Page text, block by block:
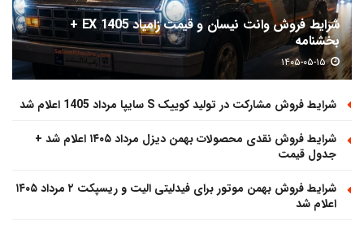
شرایط فروش وانت نیسان و قیمت زامیاد EX 1405 +
بخشنامه
۱۴۰۵-۰۵-۱۵
شرایط فروش مشارکت در تولید کوییک S سایپا مرداد 1405 اعلام شد
شرایط فروش نقدی محصولات بهمن دیزل مرداد ۱۴۰۵ اعلام شد +
جدول قیمت
شرایط فروش بهمن موتور برای فیدلیتی الیت و ریسپکت ۲ مرداد ۱۴۰۵
اعلام شد